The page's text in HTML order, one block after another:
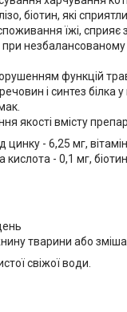
біотин, які
їжі, сприяє
незбалансованому
функцій
і синтез білка у
якості вмісту
- 6,25 мг,
- 0,1 мг,
тварини або
свіжої води.